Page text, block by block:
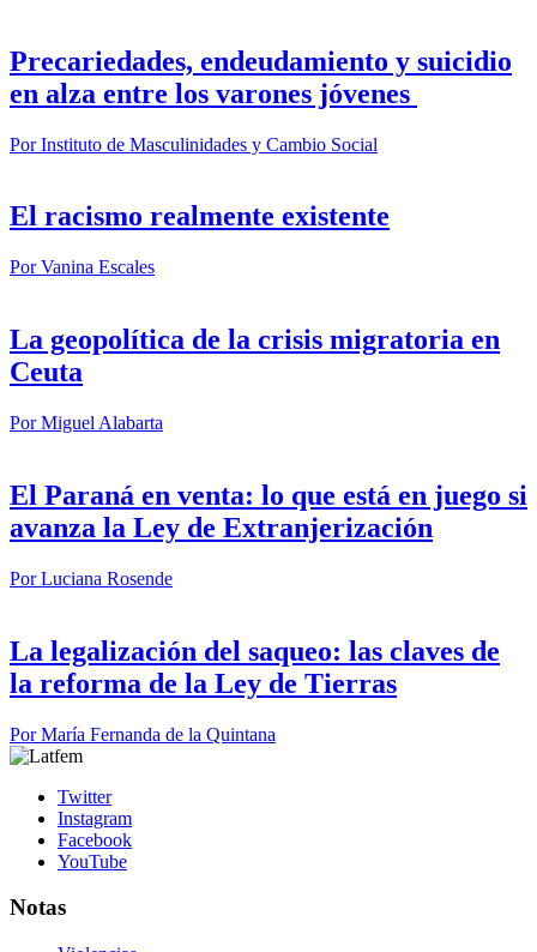
Precariedades, endeudamiento y suicidio
en alza entre los varones jóvenes
PorInstituto de Masculinidades y Cambio Social
El racismo realmente existente
PorVanina Escales
La geopolítica de la crisis migratoria en
Ceuta
PorMiguel Alabarta
El Paraná en venta: lo que está en juego si
avanza la Ley de Extranjerización
PorLuciana Rosende
La legalización del saqueo: las claves de
la reforma de la Ley de Tierras
PorMaría Fernanda de la Quintana
Twitter
Instagram
Facebook
YouTube
Notas